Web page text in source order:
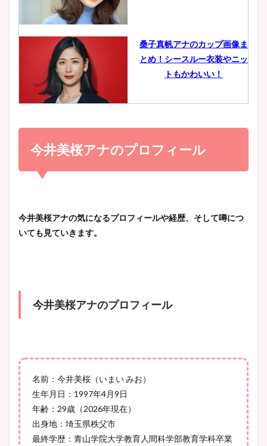
豊島実季アナのカップ画像ま
とめ！美脚や水着姿に年齢も
宇賀神メグアナのニット画像
桑子真帆アナのカップ画像ま
とめ！シースルー衣装やニッ
トもかわいい！
小室瑛莉子のカップ画像まと
め！足が美脚でニット衣装も
かわいい！
清水麻椰アナのかわいい画
プ画像まとめ！同期や実家に
安藤萌々アナのカップ画像や
ニット衣装まとめ！美足の筋
今井美桜アナのプロフィール
今井美桜アナの気になるプロフィールや経歴、そして噂につ
いても見ていきます。
今井美桜アナのプロフィール
名前：今井美桜（いまい みお）
生年月日：1997年4月9日
年齢：29歳（2026年現在）
出身地：埼玉県秩父市
最終学歴：青山学院大学教育人間科学部教育学科卒業